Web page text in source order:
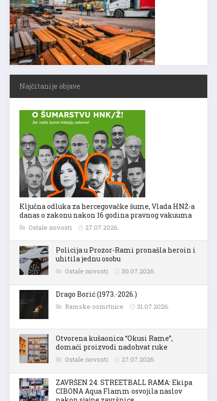
Najčitanije objave
Ključna odluka za hercegovačke šume, Vlada HNŽ-a
danas o zakonu nakon 16 godina pravnog vakuuma
Ostale novosti 27.07.2026.
Policija u Prozor-Rami pronašla heroin i
uhitila jednu osobu
Ostale novosti 30.07.2026.
Drago Borić (1973.-2026.)
Ramske osmrtnice 31.07.2026.
Otvorena kušaonica “Okusi Rame”,
domaći proizvodi nadohvat ruke
Ostale novosti 27.07.2026.
ZAVRŠEN 24. STREETBALL RAMA: Ekipa
CIBONA Aqua Flamm osvojila naslov